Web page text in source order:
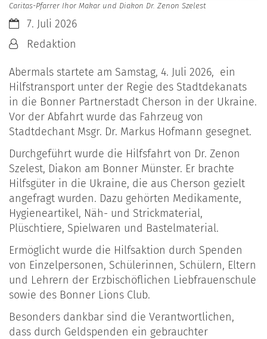
Caritas-Pfarrer Ihor Makar und Diakon Dr. Zenon Szelest
Datum:7. Juli 2026
Von:Redaktion
Abermals startete am Samstag, 4. Juli 2026, ein
Hilfstransport unter der Regie des Stadtdekanats
in die Bonner Partnerstadt Cherson in der Ukraine.
Vor der Abfahrt wurde das Fahrzeug von
Stadtdechant Msgr. Dr. Markus Hofmann gesegnet.
Durchgeführt wurde die Hilfsfahrt von Dr. Zenon
Szelest, Diakon am Bonner Münster. Er brachte
Hilfsgüter in die Ukraine, die aus Cherson gezielt
angefragt wurden. Dazu gehörten Medikamente,
Hygieneartikel, Näh- und Strickmaterial,
Plüschtiere, Spielwaren und Bastelmaterial.
Ermöglicht wurde die Hilfsaktion durch Spenden
von Einzelpersonen, Schülerinnen, Schülern, Eltern
und Lehrern der Erzbischöflichen Liebfrauenschule
sowie des Bonner Lions Club.
Besonders dankbar sind die Verantwortlichen,
dass durch Geldspenden ein gebrauchter